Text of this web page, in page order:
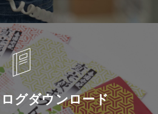
グダウンロード